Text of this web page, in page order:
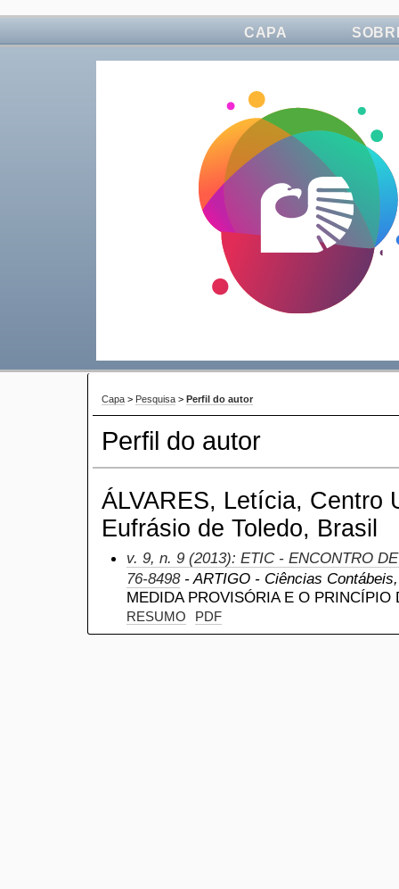
CAPA
Capa > Pesquisa > Perfil do autor
Perfil do autor
ÁLVARES, Letícia, Centro
Eufrásio de Toledo, Brasil
v. 9, n. 9 (2013): ETIC - ENCONTRO
76-8498- ARTIGO - Ciências
MEDIDA PROVISÓRIA E O
RESUMO PDF